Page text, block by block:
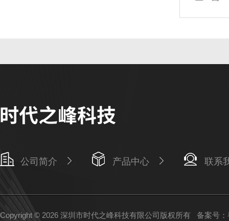
公司简介 产品中心 联系
Copyright © 2026 深圳市时代之峰科技有限公司版权所有 备案号